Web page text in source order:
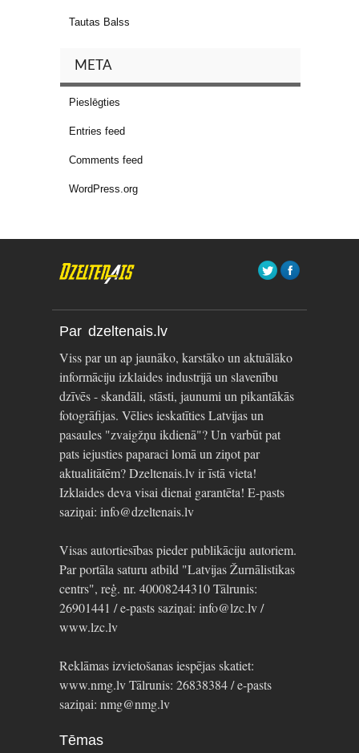
Tautas Balss
META
Pieslēgties
Entries feed
Comments feed
WordPress.org
Par dzeltenais.lv
Viss par un ap jaunāko, karstāko un aktuālāko
informāciju izklaides industrijā un slavenību
dzīvēs - skandāli, stāsti, jaunumi un pikantākās
fotogrāfijas. Vēlies ieskatīties Latvijas un
pasaules "zvaigžņu ikdienā"? Un varbūt pat
pats iejusties paparaci lomā un ziņot par
aktualitātēm? Dzeltenais.lv ir īstā vieta!
Izklaides deva visai dienai garantēta! E-pasts
saziņai: info@dzeltenais.lv
Visas autortiesības pieder publikāciju autoriem.
Par portāla saturu atbild "Latvijas Žurnālistikas
centrs", reģ. nr. 40008244310 Tālrunis:
26901441 / e-pasts saziņai: info@lzc.lv /
www.lzc.lv
Reklāmas izvietošanas iespējas skatiet:
www.nmg.lv Tālrunis: 26838384 / e-pasts
saziņai: nmg@nmg.lv
Tēmas